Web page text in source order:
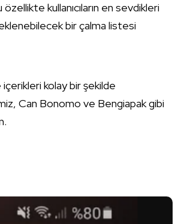
kullanıcıların en sevdikleri
bir çalma listesi
kolay bir şekilde
Can Bonomo ve Bengiapak gibi